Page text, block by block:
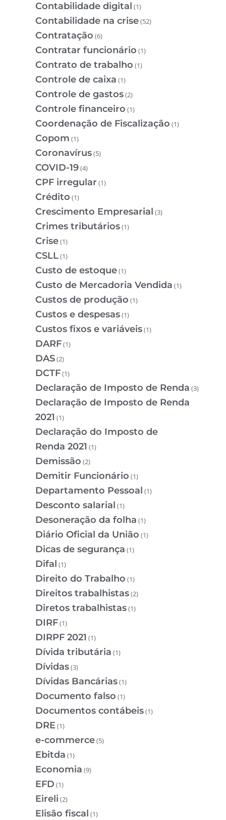
Contabilidade digital (1)
Contabilidade na crise(52)
Contratação (6)
Contratar funcionário (1)
Contrato de trabalho (1)
Controle de caixa (1)
Controle de gastos(2)
Controle financeiro (1)
Coordenação de Fiscalização (1)
Copom (1)
Coronavírus(5)
COVID-19(4)
CPF irregular (1)
Crédito (1)
Crescimento Empresarial (3)
Crimes tributários(1)
Crise(1)
CSLL(1)
Custo de estoque(1)
Custo de Mercadoria Vendida (1)
Custos de produção (1)
Custos e despesas(1)
Custos fixos e variáveis(1)
DARF(1)
DAS(2)
DCTF(1)
Declaração de Imposto de Renda (3)
Declaração de Imposto de Renda
2021 (1)
Declaração do Imposto de
Renda 2021 (1)
Demissão (2)
Demitir Funcionário (1)
Departamento Pessoal (1)
Desconto salarial (1)
Desoneração da folha (1)
Diário Oficial da União (1)
Dicas de segurança (1)
Difal (1)
Direito do Trabalho (1)
Direitos trabalhistas(2)
Diretos trabalhistas(1)
DIRF(1)
DIRPF 2021 (1)
Dívida tributária (1)
Dívidas(3)
Dívidas Bancárias(1)
Documento falso (1)
Documentos contábeis(1)
DRE(1)
e-commerce(5)
Ebitda (1)
Economia (9)
EFD (1)
Eireli (2)
Elisão fiscal (1)